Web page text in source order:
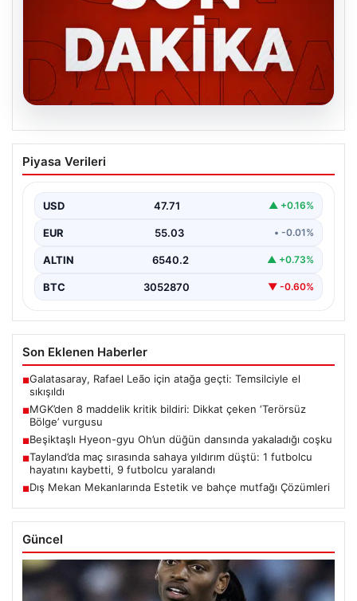
MGK’den 8 maddelik kritik bildiri: Dikkat
çeken ‘Terörsüz Bölge’ vurgusu
Piyasa Verileri
USD 47.71 ▲ +0.16%
EUR 55.03 • -0.01%
ALTIN 6540.2 ▲ +0.73%
BTC 3052870 ▼ -0.60%
Son Eklenen Haberler
■Galatasaray, Rafael Leão için atağa geçti: Temsilciyle el
sıkışıldı
■MGK’den 8 maddelik kritik bildiri: Dikkat çeken ‘Terörsüz
Bölge’ vurgusu
■Beşiktaşlı Hyeon-gyu Oh’un düğün dansında yakaladığı coşku
■Tayland’da maç sırasında sahaya yıldırım düştü: 1 futbolcu
hayatını kaybetti, 9 futbolcu yaralandı
■Dış Mekan Mekanlarında Estetik ve bahçe mutfağı Çözümleri
Güncel